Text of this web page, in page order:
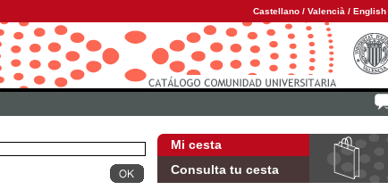
Castellano / Valencià / English
Mi cesta
Consulta tu cesta